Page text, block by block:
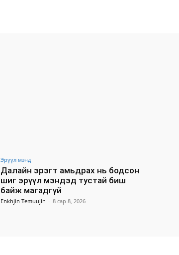
Эрүүл мэнд
Далайн эрэгт амьдрах нь бодсон
шиг эрүүл мэндэд тустай биш
байж магадгүй
Enkhjin Temuujin - 8 сар 8, 2026